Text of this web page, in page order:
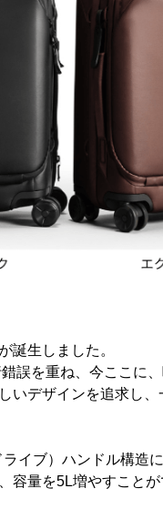
誕生しました。
誤を重ね、今ここに
いデザインを追求し
イブ）ハンドル構造
容量を5L増やすことが